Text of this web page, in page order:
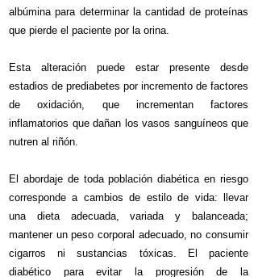
albúmina para determinar la cantidad de proteínas
que pierde el paciente por la orina.
Esta alteración puede estar presente desde
estadios de prediabetes por incremento de factores
de oxidación, que incrementan factores
inflamatorios que dañan los vasos sanguíneos que
nutren al riñón.
El abordaje de toda población diabética en riesgo
corresponde a cambios de estilo de vida: llevar
una dieta adecuada, variada y balanceada;
mantener un peso corporal adecuado, no consumir
cigarros ni sustancias tóxicas. El paciente
diabético para evitar la progresión de la